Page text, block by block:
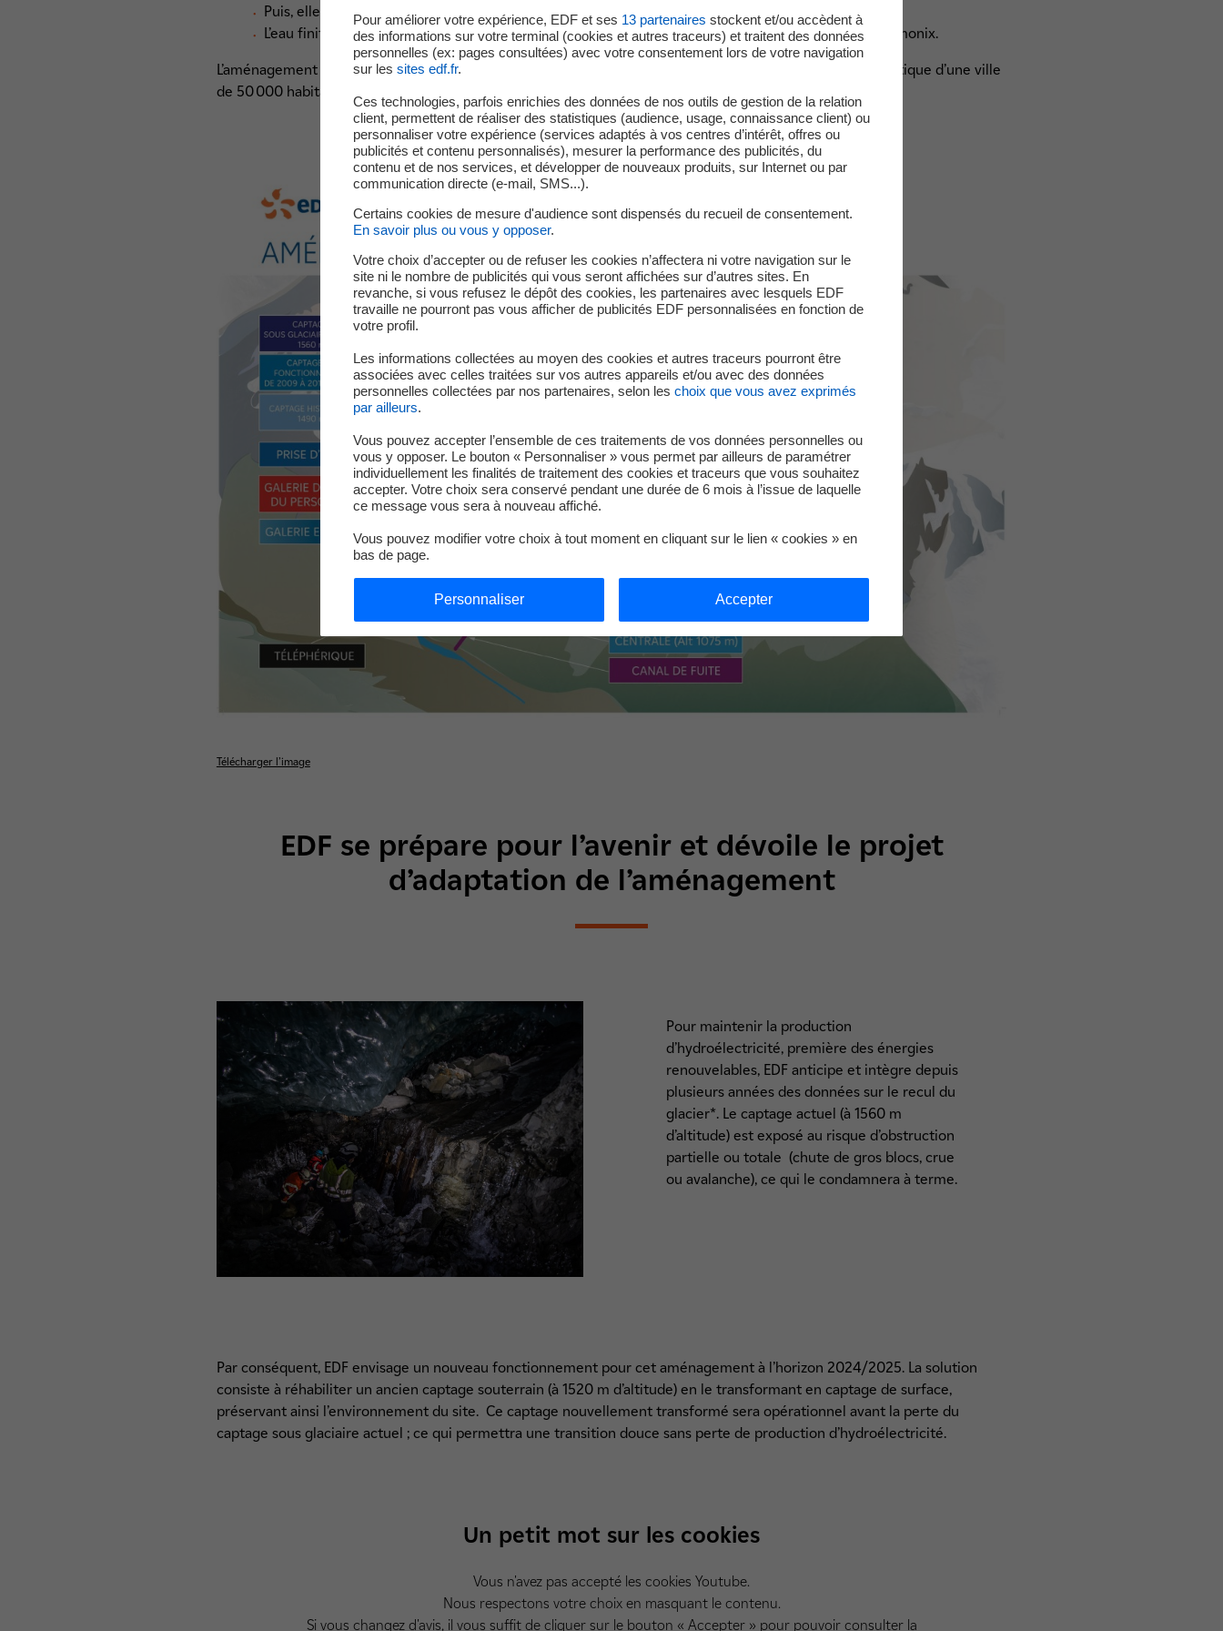
Puis, elle s’engouffre dans un puits blindé ;
L’eau finit sa chute à 1075 mètres d’altitude, où elle est turbinée à la centrale des Bois, près de Chamonix.
L’aménagement des Bois permet à EDF de produire chaque année l’équivalent de la consommation domestique d’une ville
de 50 000 habitants (l’équivalent d’une ville comme Chambery).
Télécharger l’image
EDF se prépare pour l’avenir et dévoile le projet
d’adaptation de l’aménagement
Pour maintenir la production
d’hydroélectricité, première des énergies
renouvelables, EDF anticipe et intègre depuis
plusieurs années des données sur le recul du
glacier*. Le captage actuel (à 1560 m
d’altitude) est exposé au risque d’obstruction
partielle ou totale (chute de gros blocs, crue
ou avalanche), ce qui le condamnera à terme.
Par conséquent, EDF envisage un nouveau fonctionnement pour cet aménagement à l’horizon 2024/2025. La solution
consiste à réhabiliter un ancien captage souterrain (à 1520 m d’altitude) en le transformant en captage de surface,
préservant ainsi l’environnement du site. Ce captage nouvellement transformé sera opérationnel avant la perte du
captage sous glaciaire actuel ; ce qui permettra une transition douce sans perte de production d’hydroélectricité.
Un petit mot sur les cookies
Vous n'avez pas accepté les cookies Youtube.
Nous respectons votre choix en masquant le contenu.
Si vous changez d'avis, il vous suffit de cliquer sur le bouton « Accepter » pour pouvoir consulter la
Pour améliorer votre expérience, EDF et ses 13 partenaires stockent et/ou accèdent à
des informations sur votre terminal (cookies et autres traceurs) et traitent des données
personnelles (ex: pages consultées) avec votre consentement lors de votre navigation
sur les sites edf.fr.
Ces technologies, parfois enrichies des données de nos outils de gestion de la relation
client, permettent de réaliser des statistiques (audience, usage, connaissance client) ou
personnaliser votre expérience (services adaptés à vos centres d’intérêt, offres ou
publicités et contenu personnalisés), mesurer la performance des publicités, du
contenu et de nos services, et développer de nouveaux produits, sur Internet ou par
communication directe (e-mail, SMS...).
Certains cookies de mesure d'audience sont dispensés du recueil de consentement.
En savoir plus ou vous y opposer.
Votre choix d’accepter ou de refuser les cookies n’affectera ni votre navigation sur le
site ni le nombre de publicités qui vous seront affichées sur d’autres sites. En
revanche, si vous refusez le dépôt des cookies, les partenaires avec lesquels EDF
travaille ne pourront pas vous afficher de publicités EDF personnalisées en fonction de
votre profil.
Les informations collectées au moyen des cookies et autres traceurs pourront être
associées avec celles traitées sur vos autres appareils et/ou avec des données
personnelles collectées par nos partenaires, selon les choix que vous avez exprimés
par ailleurs.
Vous pouvez accepter l’ensemble de ces traitements de vos données personnelles ou
vous y opposer. Le bouton « Personnaliser » vous permet par ailleurs de paramétrer
individuellement les finalités de traitement des cookies et traceurs que vous souhaitez
accepter. Votre choix sera conservé pendant une durée de 6 mois à l’issue de laquelle
ce message vous sera à nouveau affiché.
Vous pouvez modifier votre choix à tout moment en cliquant sur le lien « cookies » en
bas de page.
Personnaliser Accepter